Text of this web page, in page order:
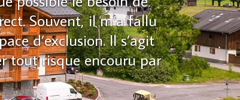
Souvent, il m’a fallu
d’exclusion. Il s’agit
tout risque encouru par